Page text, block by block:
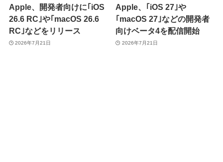
Apple、開発者向けに｢iOS
26.6 RC｣や｢macOS 26.6
RC｣などをリリース
2026年7月21日
Apple、｢iOS 27｣や
｢macOS 27｣などの開発者
向けベータ4を配信開始
2026年7月21日